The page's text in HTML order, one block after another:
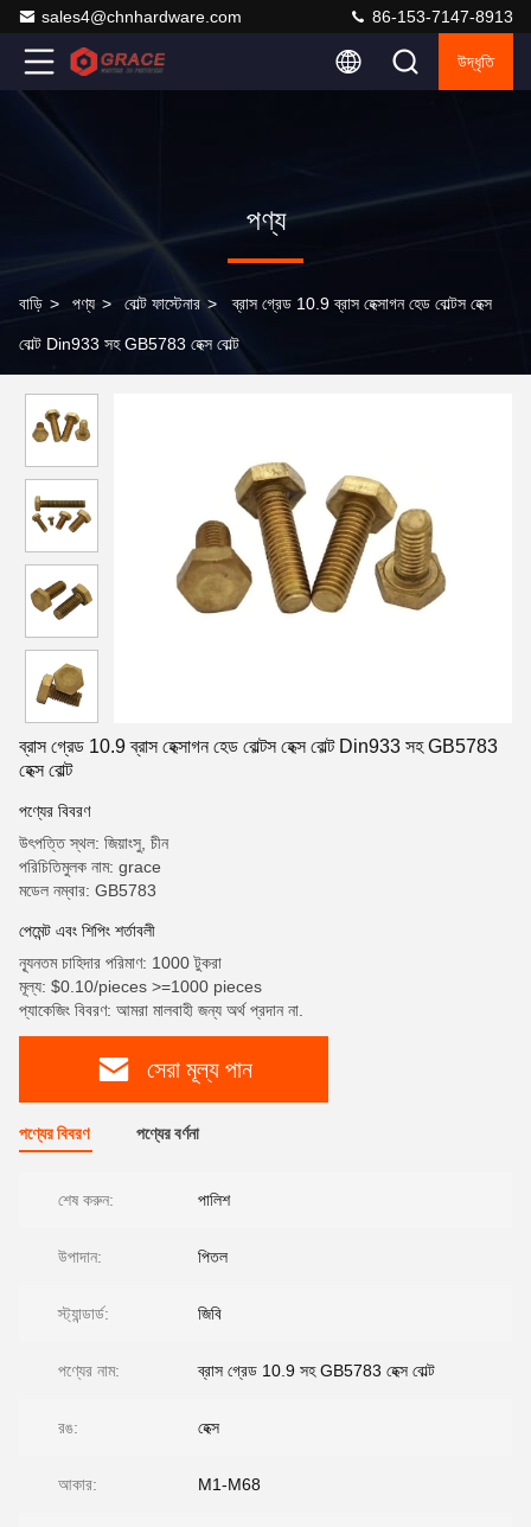
sales4@chnhardware.com 86-153-7147-8913
উদ্ধৃতি
পণ্য
বাড়ি > পণ্য > বোল্ট ফাস্টেনার > ব্রাস গ্রেড 10.9 ব্রাস হেক্সাগন হেড বোল্টস হেক্স
বোল্ট Din933 সহ GB5783 হেক্স বোল্ট
ব্রাস গ্রেড 10.9 ব্রাস হেক্সাগন হেড বোল্টস হেক্স বোল্ট Din933 সহ GB5783
হেক্স বোল্ট
পণ্যের বিবরণ
উৎপত্তি স্থল: জিয়াংসু, চীন
পরিচিতিমুলক নাম: grace
মডেল নম্বার: GB5783
পেমেন্ট এবং শিপিং শর্তাবলী
ন্যূনতম চাহিদার পরিমাণ: 1000 টুকরা
মূল্য: $0.10/pieces >=1000 pieces
প্যাকেজিং বিবরণ: আমরা মালবাহী জন্য অর্থ প্রদান না.
সেরা মূল্য পান
পণ্যের বিবরণ পণ্যের বর্ণনা
শেষ করুন: পালিশ
উপাদান: পিতল
স্ট্যান্ডার্ড: জিবি
পণ্যের নাম: ব্রাস গ্রেড 10.9 সহ GB5783 হেক্স বোল্ট
রঙ: হেক্স
আকার: M1-M68